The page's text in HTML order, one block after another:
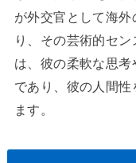
が外交官として海
り、その芸術的セ
は、彼の柔軟な思
であり、彼の人間
ます。